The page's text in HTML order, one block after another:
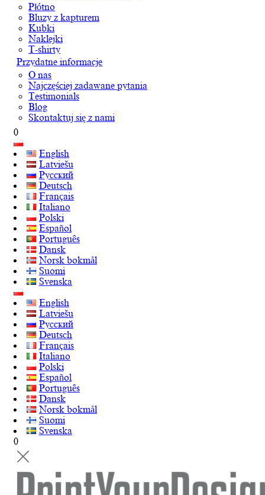
Płótno
Bluzy z kapturem
Kubki
Naklejki
T-shirty
Przydatne informacje
O nas
Najczęściej zadawane pytania
Testimonials
Blog
Skontaktuj się z nami
0
English
Latviešu
Русский
Deutsch
Français
Italiano
Polski
Español
Português
Dansk
Norsk bokmål
Suomi
Svenska
English
Latviešu
Русский
Deutsch
Français
Italiano
Polski
Español
Português
Dansk
Norsk bokmål
Suomi
Svenska
0